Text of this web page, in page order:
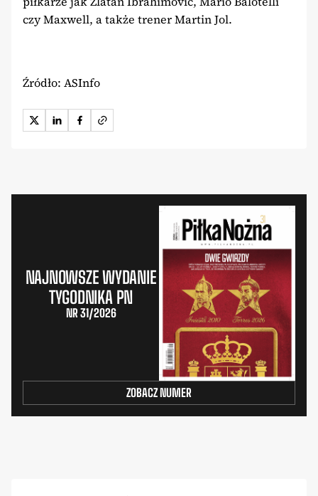
czy Maxwell, a także trener Martin Jol.
Źródło: ASInfo
NAJNOWSZE WYDANIE
TYGODNIKA PN
NR 31/2026
ZOBACZ NUMER